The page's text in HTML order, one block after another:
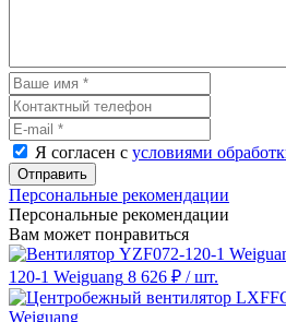
Я согласен с условиями
Отправить
Персональные рекомендации
Персональные рекомендации
Вам может понравиться
120-1 Weiguang 8 626 ₽ / шт.